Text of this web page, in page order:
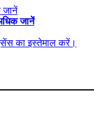
जानें
जानें
का इस्तेमाल करें।